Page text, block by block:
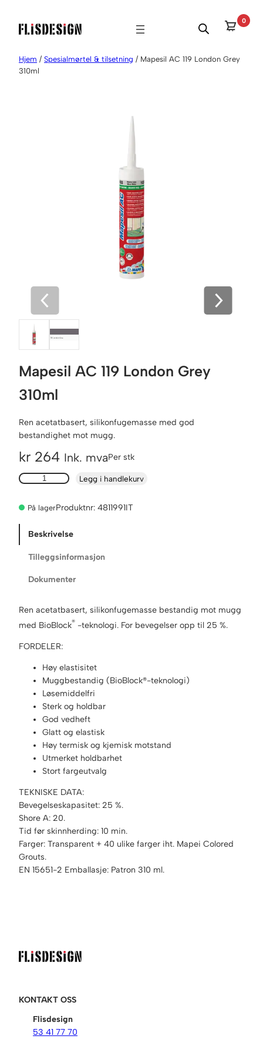
innhold
0
Hjem / Spesialmørtel & tilsetning / Mapesil AC 119 London Grey
310ml
Mapesil AC 119 London Grey
310ml
Ren acetatbasert, silikonfugemasse med god
bestandighet mot mugg.
kr 264 Ink. mvaPer stk
M
p
1
o
0
m
l
a
n
t
a
Legg i handlekurv
På lagerProduktnr: 4811991IT
Beskrivelse
Tilleggsinformasjon
Dokumenter
Ren acetatbasert, silikonfugemasse bestandig mot mugg
med BioBlock® -teknologi. For bevegelser opp til 25 %.
FORDELER:
Høy elastisitet
Muggbestandig (BioBlock®-teknologi)
Løsemiddelfri
Sterk og holdbar
God vedheft
Glatt og elastisk
Høy termisk og kjemisk motstand
Utmerket holdbarhet
Stort fargeutvalg
TEKNISKE DATA:
Bevegelseskapasitet: 25 %.
Shore A: 20.
Tid før skinnherding: 10 min.
Farger: Transparent + 40 ulike farger iht. Mapei Colored
Grouts.
EN 15651-2 Emballasje: Patron 310 ml.
KONTAKT OSS
Flisdesign
53 41 77 70